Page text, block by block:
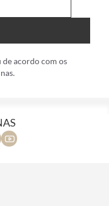
de acordo com os